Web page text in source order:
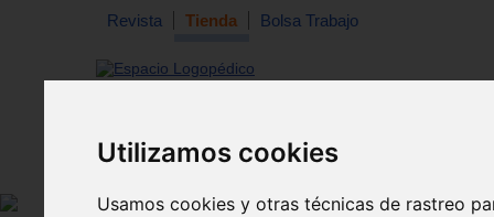
Utilizamos cookies
Usamos cookies y otras técnicas de rastreo
Revista Tienda Bolsa Trabajo
Revista Libros Material